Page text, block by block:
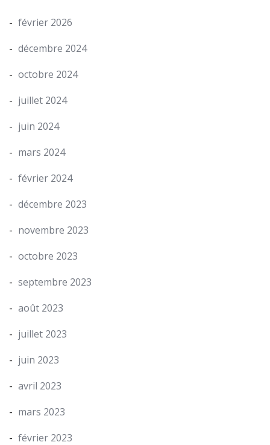
février 2026
décembre 2024
octobre 2024
juillet 2024
juin 2024
mars 2024
février 2024
décembre 2023
novembre 2023
octobre 2023
septembre 2023
août 2023
juillet 2023
juin 2023
avril 2023
mars 2023
février 2023